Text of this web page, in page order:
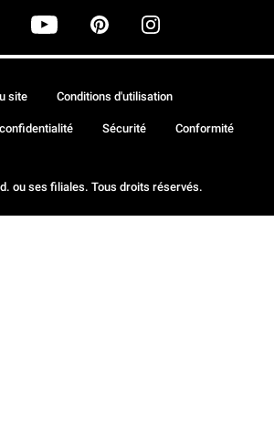
ou ses filiales. Tous droits réservés.
site Conditions d'utilisation
Sécurité Conformité